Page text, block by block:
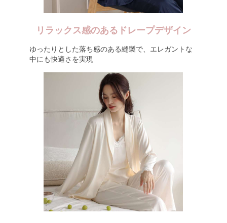
リラックス感のあるドレープデザイン
ゆったりとした落ち感のある縫製で、エレガントな
中にも快適さを実現